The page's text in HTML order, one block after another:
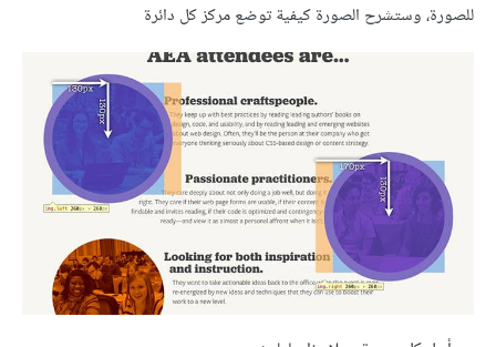
للصورة، وستشرح الصورة كيفية توضع مركز كل دائرة